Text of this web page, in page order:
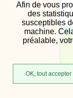
Afin de vous
des
susceptibles
machine.
préalable,
OK, tout accepter